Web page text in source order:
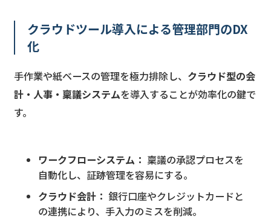
クラウドツール導入による管理部門のDX
化
手作業や紙ベースの管理を極力排除し、 クラウド型の会
計・人事・稟議システムを導入することが効率化の鍵で
す。
ワークフローシステム： 稟議の承認プロセスを
自動化し、証跡管理を容易にする。
クラウド会計： 銀行口座やクレジットカードと
の連携により、手入力のミスを削減。